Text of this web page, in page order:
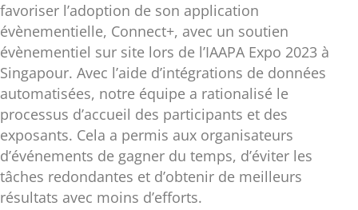
favoriser l’adoption de son application
évènementielle, Connect+, avec un soutien
évènementiel sur site lors de l’IAAPA Expo 2023 à
Singapour. Avec l’aide d’intégrations de données
automatisées, notre équipe a rationalisé le
processus d’accueil des participants et des
exposants. Cela a permis aux organisateurs
d’événements de gagner du temps, d’éviter les
tâches redondantes et d’obtenir de meilleurs
résultats avec moins d’efforts.